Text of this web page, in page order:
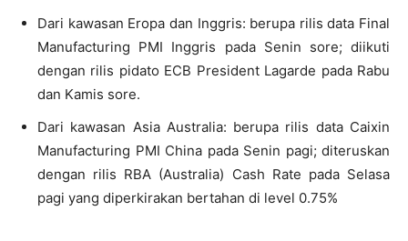
Dari kawasan Eropa dan Inggris: berupa rilis data Final
Manufacturing PMI Inggris pada Senin sore; diikuti
dengan rilis pidato ECB President Lagarde pada Rabu
dan Kamis sore.
Dari kawasan Asia Australia: berupa rilis data Caixin
Manufacturing PMI China pada Senin pagi; diteruskan
dengan rilis RBA (Australia) Cash Rate pada Selasa
pagi yang diperkirakan bertahan di level 0.75%